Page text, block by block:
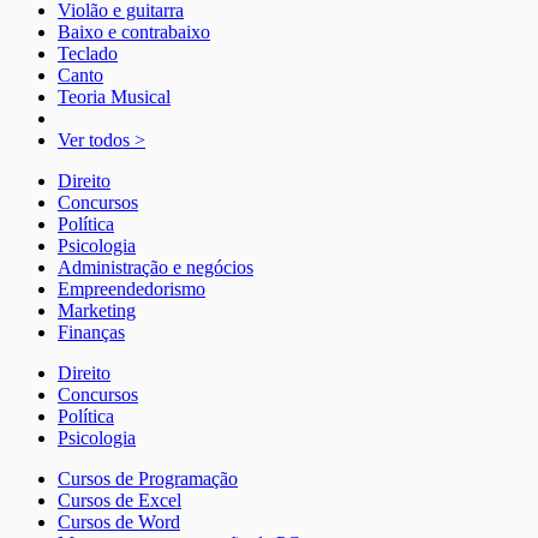
Violão e guitarra
Baixo e contrabaixo
Teclado
Canto
Teoria Musical
Ver todos >
Direito
Concursos
Política
Psicologia
Administração e negócios
Empreendedorismo
Marketing
Finanças
Direito
Concursos
Política
Psicologia
Cursos de Programação
Cursos de Excel
Cursos de Word